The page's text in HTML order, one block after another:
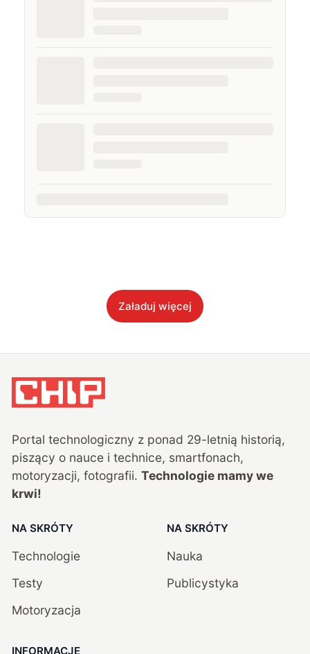
Załaduj więcej
Portal technologiczny z ponad 29-letnią historią,
piszący o nauce i technice, smartfonach,
motoryzacji, fotografii. Technologie mamy we
krwi!
NA SKRÓTY
Technologie
Testy
Motoryzacja
NA SKRÓTY
Nauka
Publicystyka
INFORMACJE